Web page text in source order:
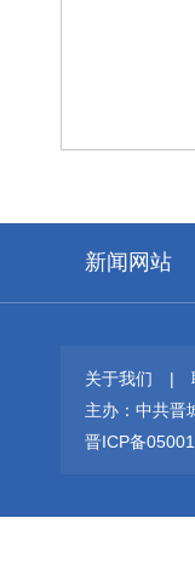
新闻网站
关于我们 |
主办：中共晋
晋ICP备